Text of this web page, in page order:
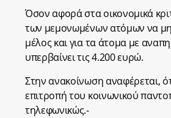
Όσον αφορά στα οικονομικά
των μεμονωμένων ατόμων να
μέλος και για τα άτομα με
υπερβαίνει τις 4.200 ευρώ.
Στην ανακοίνωση αναφέρεται,
επιτροπή του κοινωνικού
τηλεφωνικώς.-